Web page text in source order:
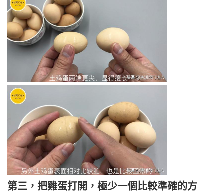
第三，把雞蛋打開，極少一個比較準確的方